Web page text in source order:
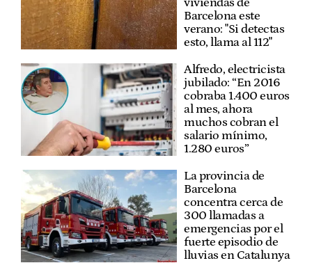
Barcelona este
verano: "Si detectas
esto, llama al 112"
Alfredo, electricista
jubilado: “En 2016
cobraba 1.400 euros
al mes, ahora
muchos cobran el
salario mínimo,
1.280 euros”
La provincia de
Barcelona
concentra cerca de
300 llamadas a
emergencias por el
fuerte episodio de
lluvias en Catalunya